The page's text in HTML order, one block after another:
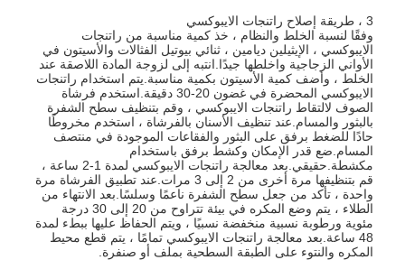
3 ، طريقة إصلاح راتنجات الايبوكسي
وفقًا لنسبة الخلط والنظام ، خذ كمية مناسبة من راتنجات
الايبوكسي ، الإيثيلين ديامين ، ثنائي بيوتيل الفثالات والأسيتون في
الأواني الزجاجية واخلطها جيدًا.انتبه إلى لزوجة المادة اللاصقة عند
الخلط ، وأضف كمية الأسيتون بكمية مناسبة.يتم استخدام راتنجات
الايبوكسي المحضرة في غضون 20-30 دقيقة.استخدم فرشاة
الصوف لالتقاط راتنجات الايبوكسي ، وقم بتنظيف سطح الشفرة
بالبثور والمسام.عند تنظيف الأسنان بالفرشاة ، استخدم مخروطًا
حادًا للضغط برفق على البثور والفقاعات الموجودة في منتصف
المسام.ضع قدر الإمكان وكشط برفق باستخدام
مكشطة.حقيقي.بعد معالجة راتنجات الايبوكسي لمدة 1-2 ساعة ،
قم بتنظيفها مرة أخرى من 2 إلى 3 مرات.عند تطبيق الفرشاة مرة
واحدة ، تأكد من جعل سطح الشفرة ناعمًا وسلسًا.بعد الانتهاء من
الطلاء ، يتم وضع المكره في بيئة تتراوح من 20 إلى 30 درجة
مئوية ورطوبة نسبية منخفضة نسبيًا ، ويتم الحفاظ عليها ببطء لمدة
48 ساعة.بعد معالجة راتنجات الايبوكسي تمامًا ، يتم قطع محيط
المكره والنتوء على الطبقة السطحية بملف أو صنفرة.